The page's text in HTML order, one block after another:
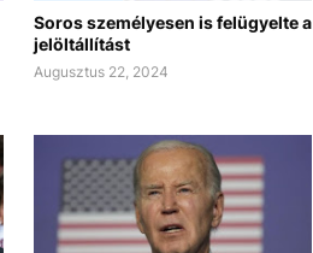
Soros személyesen is felügyelte a
jelöltállítást
Augusztus 22, 2024